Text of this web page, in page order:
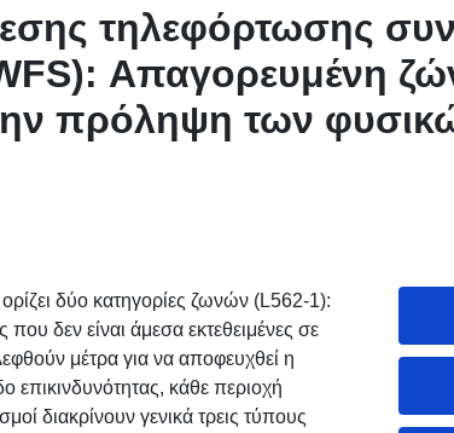
τηλεφόρτωσης
Απαγορευμένη
πρόληψη των
27/02/2009
δύο κατηγορίες ζωνών (L562-1):
που δεν είναι άμεσα εκτεθειμένες σε
μέτρα για να αποφευχθεί η
επικινδυνότητας, κάθε περιοχή
διακρίνουν γενικά τρεις τύπους